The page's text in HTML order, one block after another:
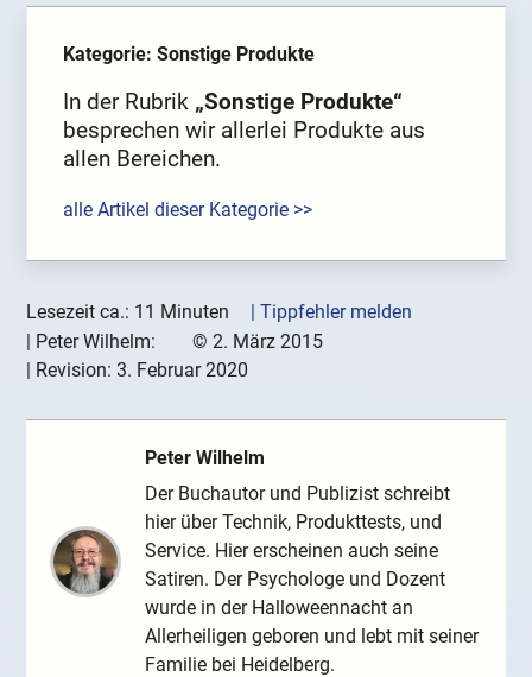
Kategorie: Sonstige Produkte
In der Rubrik „Sonstige Produkte“
besprechen wir allerlei Produkte aus
allen Bereichen.
alle Artikel dieser Kategorie >>
Lesezeit ca.: 11 Minuten
| Tippfehler melden
| Peter Wilhelm: © 2. März 2015
| Revision:3. Februar 2020
Peter Wilhelm
Der Buchautor und Publizist schreibt
hier über Technik, Produkttests, und
Service. Hier erscheinen auch seine
Satiren. Der Psychologe und Dozent
wurde in der Halloweennacht an
Allerheiligen geboren und lebt mit seiner
Familie bei Heidelberg.